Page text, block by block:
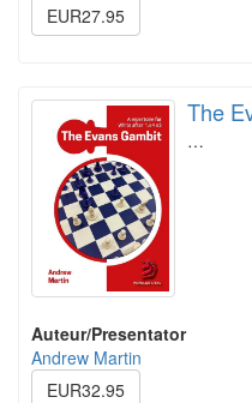
EUR27.95
The
…
Auteur/Presentator
Andrew Martin
EUR32.95